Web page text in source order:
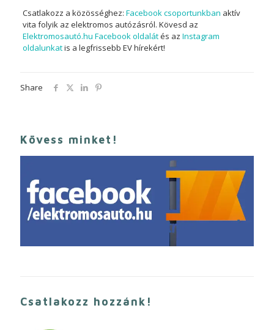
Csatlakozz a közösséghez: Facebook csoportunkban aktív
vita folyik az elektromos autózásról. Kövesd az
Elektromosautó.hu Facebook oldalátés az Instagram
oldalunkatis a legfrissebb EV hírekért!
Share
Kövess minket!
Csatlakozz hozzánk!